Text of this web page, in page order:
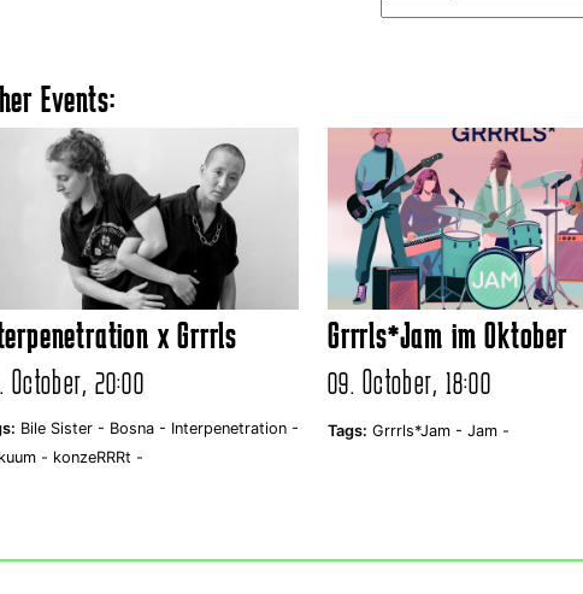
Events:
x Grrrls
October, 20:00
Bile Sister - Bosna - Interpenetration -
- konzeRRRt -
Grrrls*Jam im Oktober
09. October, 18:00
Tags: Grrrls*Jam - Jam -